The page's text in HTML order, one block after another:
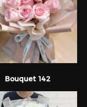
Bouquet 142